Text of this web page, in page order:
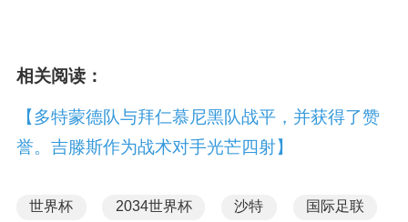
相关阅读：
【多特蒙德队与拜仁慕尼黑队战平，并获得了赞
誉。吉滕斯作为战术对手光芒四射】
世界杯 2034世界杯 沙特 国际足联